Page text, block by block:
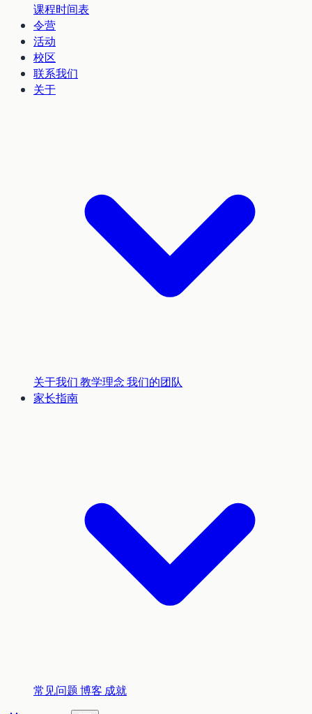
课程时间表
令营
活动
校区
联系我们
关于
关于我们教学理念我们的团队
家长指南
常见问题博客 成就